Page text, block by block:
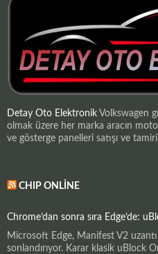
Detay Oto Elektronik Volkswagen
olmak üzere her marka aracın
ve gösterge panelleri satışı ve
CHIP ONLINE
Chrome’dan sonra sıra Edge’de:
Microsoft Edge, Manifest V2
sonlandırıyor. Karar klasik uBlock